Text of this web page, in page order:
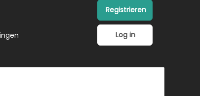
Registrieren
Log in